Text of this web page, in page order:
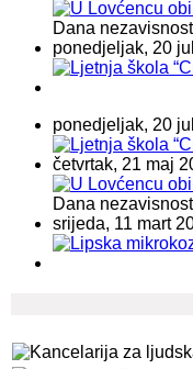
Dana
ponedjeljak, 20
ponedjeljak, 20
četvrtak, 21 maj
Dana
srijeda, 11 mart